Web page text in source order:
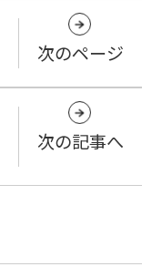
次のページ
次の記事へ